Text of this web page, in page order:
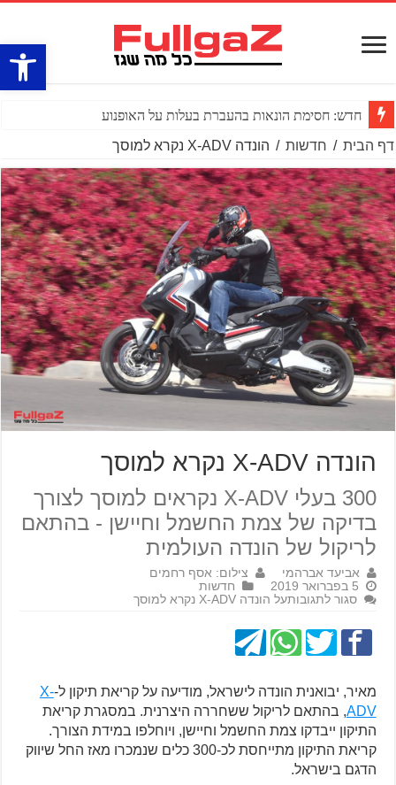
פתח
חדש: חסימת הונאות בהעברת בעלות על האופנוע
דף הבית / חדשות / הונדה X-ADV נקרא למוסך
הונדה X-ADV נקרא למוסך
300 בעלי X-ADV נקראים למוסך לצורך
בדיקה של צמת החשמל וחיישן - בהתאם
לריקול של הונדה העולמית
אביעד אברהמי
צילום: אסף רחמים
5 בפברואר 2019
חדשות
סגור לתגובותעל הונדה X-ADV נקרא למוסך
מאיר, יבואנית הונדה לישראל, מודיעה על קריאת תיקון ל-X-
ADV, בהתאם לריקול ששחררה היצרנית. במסגרת קריאת
התיקון ייבדקו צמת החשמל וחיישן, ויוחלפו במידת הצורך.
קריאת התיקון מתייחסת לכ-300 כלים שנמכרו מאז החל שיווק
הדגם בישראל.